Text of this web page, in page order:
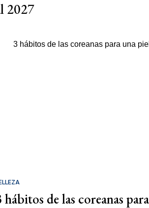
2027
hábitos de las coreanas